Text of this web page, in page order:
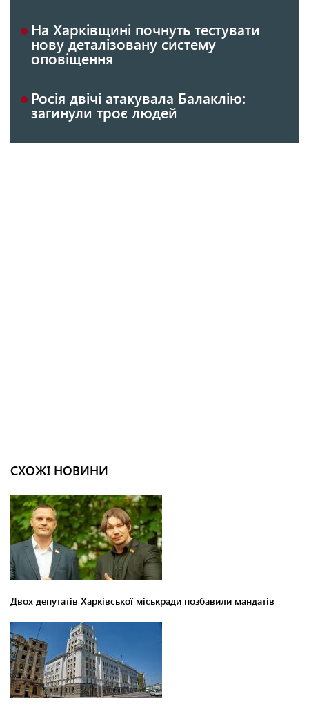
На Харківщині почнуть тестувати
нову деталізовану систему
оповіщення
Росія двічі атакувала Балаклію:
загинули троє людей
СХОЖІ НОВИНИ
Двох депутатів Харківської міськради позбавили мандатів